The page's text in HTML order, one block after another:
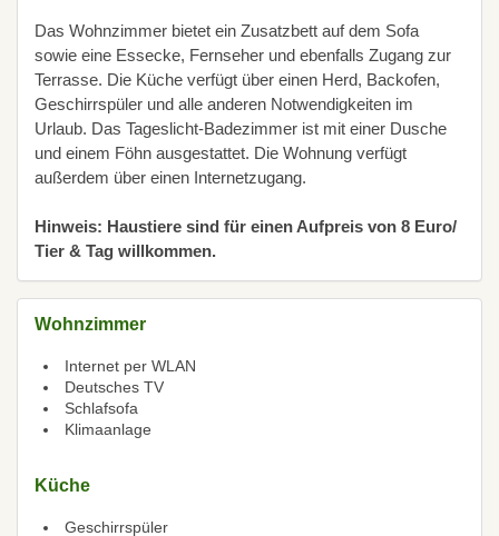
Das Wohnzimmer bietet ein Zusatzbett auf dem Sofa
sowie eine Essecke, Fernseher und ebenfalls Zugang zur
Terrasse. Die Küche verfügt über einen Herd, Backofen,
Geschirrspüler und alle anderen Notwendigkeiten im
Urlaub. Das Tageslicht-Badezimmer ist mit einer Dusche
und einem Föhn ausgestattet. Die Wohnung verfügt
außerdem über einen Internetzugang.
Hinweis: Haustiere sind für einen Aufpreis von 8 Euro/
Tier & Tag willkommen.
Wohnzimmer
Internet per WLAN
Deutsches TV
Schlafsofa
Klimaanlage
Küche
Geschirrspüler